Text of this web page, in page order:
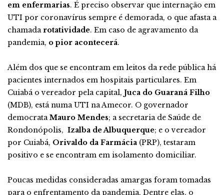
em enfermarias. É preciso observar que internação em
UTI por coronavírus sempre é demorada, o que afasta a
chamadarotatividade. Em caso de agravamento da
pandemia, o pior acontecerá.
Além dos que se encontram em leitos da rede pública há
pacientes internados em hospitais particulares. Em
Cuiabá o vereador pela capital, Juca do Guaraná Filho
(MDB), está numa UTI na Amecor. O governador
democrataMauro Mendes; a secretaria de Saúde de
Rondonópolis, Izalba de Albuquerque; e o vereador
por Cuiabá, Orivaldo da Farmácia (PRP), testaram
positivo e se encontram em isolamento domiciliar.
Poucas medidas consideradas amargas foram tomadas
para o enfrentamento da pandemia, Dentre elas, o